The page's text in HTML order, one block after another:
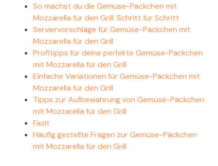
So machst du die Gemüse-Päckchen mit
Mozzarella für den Grill: Schritt für Schritt
Serviervorschläge für Gemüse-Päckchen mit
Mozzarella für den Grill
Profitipps für deine perfekte Gemüse-Päckchen
mit Mozzarella für den Grill
Einfache Variationen für Gemüse-Päckchen mit
Mozzarella für den Grill
Tipps zur Aufbewahrung von Gemüse-Päckchen
mit Mozzarella für den Grill
Fazit
Häufig gestellte Fragen zur Gemüse-Päckchen
mit Mozzarella für den Grill